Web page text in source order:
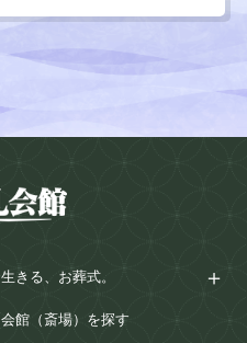
生きる、お葬式。
会館（斎場）を探す